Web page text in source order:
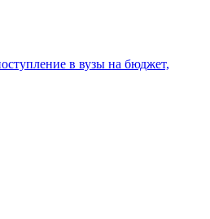
в вузы на бюджет,